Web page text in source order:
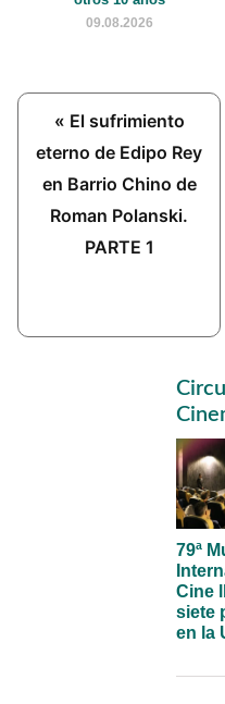
09.08.2026
Previous
Post:
« El sufrimiento
eterno de Edipo Rey
en Barrio Chino de
Roman Polanski.
PARTE 1
79ª
Cine
siete
en la